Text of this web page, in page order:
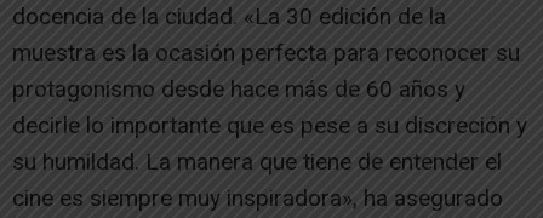
docencia de la ciudad. «La 30 edición de la
muestra es la ocasión perfecta para reconocer su
protagonismo desde hace más de 60 años y
decirle lo importante que es pese a su discreción y
su humildad. La manera que tiene de entender el
cine es siempre muy inspiradora», ha asegurado